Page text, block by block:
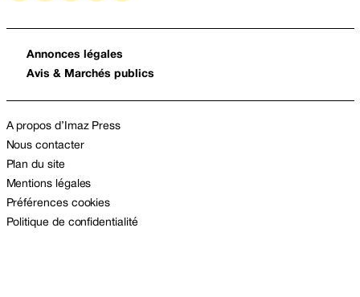
Annonces légales
Avis & Marchés publics
A propos d’Imaz Press
Nous contacter
Plan du site
Mentions légales
Préférences cookies
Politique de confidentialité